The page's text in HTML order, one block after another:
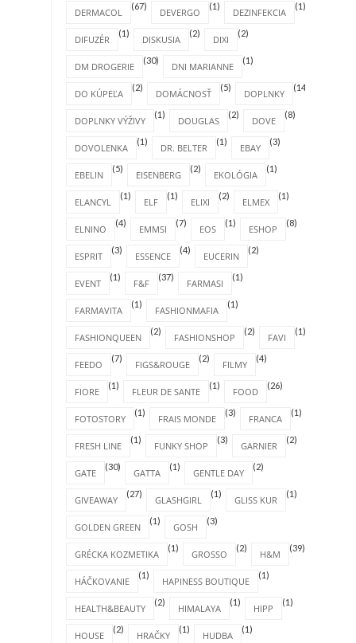
DERMACOL
(67)
DEVERGO
(1)
DEZINFEKCIA
(1)
DIFUZÉR
(1)
DISKUSIA
(2)
DIXI
(2)
DM DROGERIE
(30)
DNI MARIANNE
(1)
DO KÚPEĽA
(2)
DOMÁCNOSŤ
(5)
DOPLNKY
(14)
DOPLNKY VÝŽIVY
(1)
DOUGLAS
(2)
DOVE
(8)
DOVOLENKA
(1)
DR. BELTER
(1)
EBAY
(3)
EBELIN
(5)
EISENBERG
(2)
EKOLÓGIA
(1)
ELANCYL
(1)
ELF
(1)
ELIXI
(2)
ELMEX
(1)
ELNINO
(4)
EMMSI
(7)
EOS
(1)
ESHOP
(8)
ESPRIT
(3)
ESSENCE
(4)
EUCERIN
(2)
EVENT
(1)
F&F
(37)
FARMASI
(1)
FARMAVITA
(1)
FASHIONMAFIA
(1)
FASHIONQUEEN
(2)
FASHIONSHOP
(2)
FAVI
(1)
FEEDO
(7)
FIGS&ROUGE
(2)
FILMY
(4)
FIORE
(1)
FLEUR DE SANTE
(1)
FOOD
(26)
FOTOSTORY
(1)
FRAIS MONDE
(3)
FRANCA
(1)
FRESH LINE
(1)
FUNKY SHOP
(3)
GARNIER
(2)
GATE
(30)
GATTA
(1)
GENTLE DAY
(2)
GIVEAWAY
(27)
GLASHGIRL
(1)
GLISS KUR
(1)
GOLDEN GREEN
(1)
GOSH
(3)
GRÉCKA KOZMETIKA
(1)
GROSSO
(2)
H&M
(39)
HÁČKOVANIE
(1)
HAPINESS BOUTIQUE
(1)
HEALTH&BEAUTY
(2)
HIMALAYA
(1)
HIPP
(1)
HOUSE
(2)
HRAČKY
(1)
HUDBA
(1)